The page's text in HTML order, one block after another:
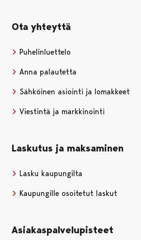
Ota yhteyttä
Puhelinluettelo
Anna palautetta
Sähköinen asiointi ja lomakkeet
Viestintä ja markkinointi
Laskutus ja maksaminen
Lasku kaupungilta
Kaupungille osoitetut laskut
Asiakaspalvelupisteet